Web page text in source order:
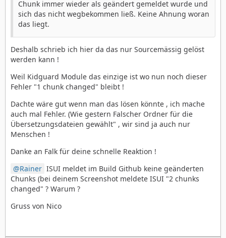
Chunk immer wieder als geändert gemeldet wurde und
sich das nicht wegbekommen ließ. Keine Ahnung woran
das liegt.
Deshalb schrieb ich hier da das nur Sourcemässig gelöst
werden kann !
Weil Kidguard Module das einzige ist wo nun noch dieser
Fehler "1 chunk changed" bleibt !
Dachte wäre gut wenn man das lösen könnte , ich mache
auch mal Fehler. (Wie gestern Falscher Ordner für die
Übersetzungsdateien gewählt" , wir sind ja auch nur
Menschen !
Danke an Falk für deine schnelle Reaktion !
Rainer ISUI meldet im Build Github keine geänderten
Chunks (bei deinem Screenshot meldete ISUI "2 chunks
changed" ? Warum ?
Gruss von Nico